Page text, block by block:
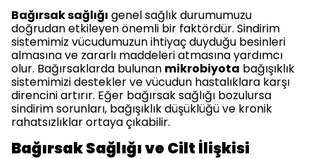
Bağırsak sağlığı genel sağlık durumumuzu
doğrudan etkileyen önemli bir faktördür. Sindirim
sistemimiz vücudumuzun ihtiyaç duyduğu besinleri
almasına ve zararlı maddeleri atmasına yardımcı
olur. Bağırsaklarda bulunan mikrobiyota bağışıklık
sistemimizi destekler ve vücudun hastalıklara karşı
direncini artırır. Eğer bağırsak sağlığı bozulursa
sindirim sorunları, bağışıklık düşüklüğü ve kronik
rahatsızlıklar ortaya çıkabilir.
Bağırsak Sağlığı ve Cilt İlişkisi